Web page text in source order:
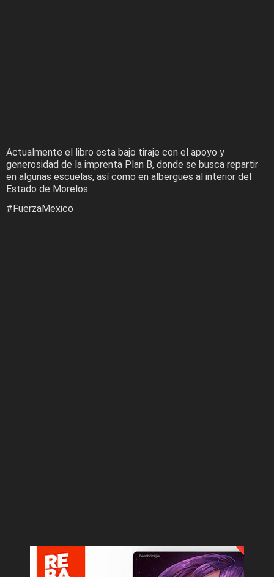
Actualmente el libro esta bajo tiraje con el apoyo y
generosidad de la imprenta Plan B, donde se busca repartir
en algunas escuelas, así como en albergues al interior del
Estado de Morelos.
#FuerzaMexico